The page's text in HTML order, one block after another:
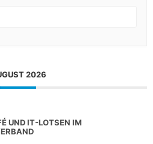
2026
UND IT-LOTSEN IM